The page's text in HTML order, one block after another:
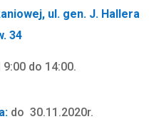
ul. gen. J. Hallera
34
do 14:00.
do 30.11.2020r.